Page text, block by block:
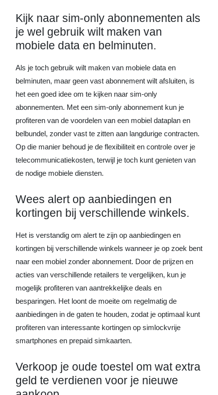
Kijk naar sim-only abonnementen als
je wel gebruik wilt maken van
mobiele data en belminuten.
Als je toch gebruik wilt maken van mobiele data en
belminuten, maar geen vast abonnement wilt afsluiten, is
het een goed idee om te kijken naar sim-only
abonnementen. Met een sim-only abonnement kun je
profiteren van de voordelen van een mobiel dataplan en
belbundel, zonder vast te zitten aan langdurige contracten.
Op die manier behoud je de flexibiliteit en controle over je
telecommunicatiekosten, terwijl je toch kunt genieten van
de nodige mobiele diensten.
Wees alert op aanbiedingen en
kortingen bij verschillende winkels.
Het is verstandig om alert te zijn op aanbiedingen en
kortingen bij verschillende winkels wanneer je op zoek bent
naar een mobiel zonder abonnement. Door de prijzen en
acties van verschillende retailers te vergelijken, kun je
mogelijk profiteren van aantrekkelijke deals en
besparingen. Het loont de moeite om regelmatig de
aanbiedingen in de gaten te houden, zodat je optimaal kunt
profiteren van interessante kortingen op simlockvrije
smartphones en prepaid simkaarten.
Verkoop je oude toestel om wat extra
geld te verdienen voor je nieuwe